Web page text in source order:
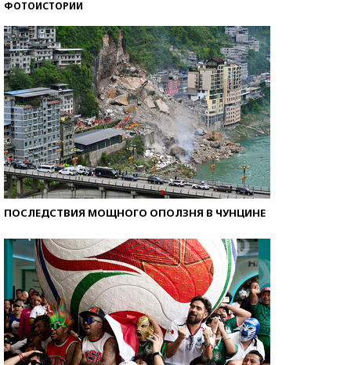
ФОТОИСТОРИИ
ПОСЛЕДСТВИЯ МОЩНОГО ОПОЛЗНЯ В ЧУНЦИНЕ